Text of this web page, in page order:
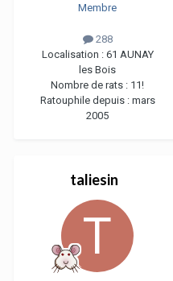
Membre
288
Localisation : 61 AUNAY
les Bois
Nombre de rats : 11!
Ratouphile depuis : mars
2005
taliesin